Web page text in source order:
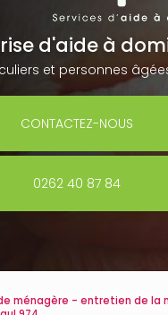
d'aide à
et personnes
CONTACTEZ-NOUS
0262 40 87 84
ménagère - entretien de la